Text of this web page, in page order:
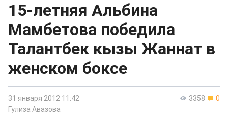
15-летняя Альбина
Мамбетова победила
Талантбек кызы Жаннат в
женском боксе
3358 0
31 января 2012 11:42
Гулиза Авазова